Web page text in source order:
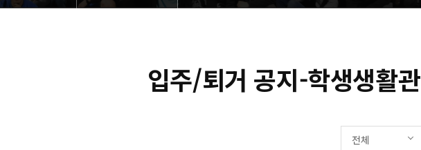
입주/퇴거 공지-학생생활관
전체